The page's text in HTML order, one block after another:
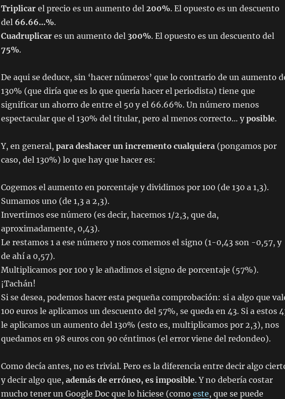
Triplicarel precio es un aumento del 200%. El opuesto es un descuento
del 66.66…%.
Cuadruplicares un aumento del 300%. El opuesto es un descuento del
75%.
De aqui se deduce, sin ‘hacer números’ que lo contrario de un aumento
130% (que diría que es lo que quería hacer el periodista) tiene que
significar un ahorro de entre el 50 y el 66.66%. Un número menos
espectacular que el 130% del titular, pero al menos correcto… yposible.
Y, en general, para deshacer un incremento cualquiera(pongamos por
caso, del 130%) lo que hay que hacer es:
Cogemos el aumento en porcentaje y dividimos por 100 (de 130 a 1,3).
Sumamos uno (de 1,3 a 2,3).
Invertimos ese número (es decir, hacemos 1/2,3, que da,
aproximadamente, 0,43).
Le restamos 1 a ese número y nos comemos el signo (1-0,43 son -0,57, y
de ahí a 0,57).
Multiplicamos por 100 y le añadimos el signo de porcentaje (57%).
¡Tachán!
Si se desea, podemos hacer esta pequeña comprobación: si a algo que
100 euros le aplicamos un descuento del 57%, se queda en 43. Si a estos
le aplicamos un aumento del 130% (esto es, multiplicamos por 2,3), nos
quedamos en 98 euros con 90 céntimos (el error viene del redondeo).
Como decía antes, no es trivial. Pero es la diferencia entre decir algo
y decir algo que, además de erróneo, es imposible. Y no debería costar
mucho tener un Google Doc que lo hiciese (como este, que se puede